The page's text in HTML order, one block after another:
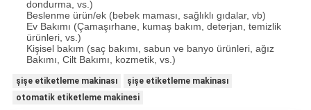
dondurma, vs.)
Beslenme ürün/ek (bebek maması, sağlıklı gıdalar, vb)
Ev Bakımı (Çamaşırhane, kumaş bakım, deterjan, temizlik
ürünleri, vs.)
Kişisel bakım (saç bakımı, sabun ve banyo ürünleri, ağız
Bakımı, Cilt Bakımı, kozmetik, vs.)
şişe etiketleme makinası
şişe etiketleme makinası
otomatik etiketleme makinesi